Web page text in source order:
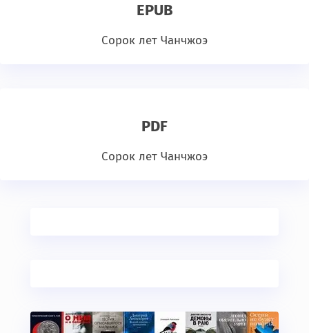
EPUB
Сорок лет Чанчжоэ
PDF
Сорок лет Чанчжоэ